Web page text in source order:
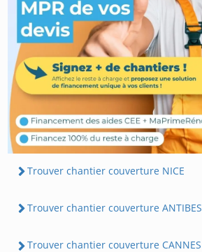
Trouver chantier couverture NICE
Trouver chantier couverture ANTIBES
Trouver chantier couverture CANNES